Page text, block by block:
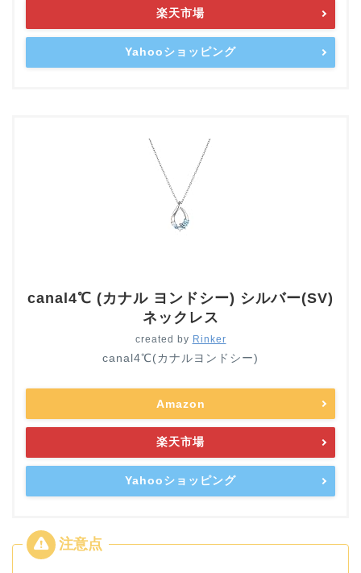
楽天市場
Yahooショッピング
canal4℃ (カナル ヨンドシー) シルバー(SV)
ネックレス
created by Rinker
canal4℃(カナルヨンドシー)
Amazon
楽天市場
Yahooショッピング